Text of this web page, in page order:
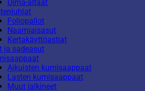
Uima-altaat
Foliopallot
Naamiaisasut
Kertakäyttöastiat
ja sadeasut
Aikuisten kumisaappaat
Lasten kumisaappaat
Muut jalkineet